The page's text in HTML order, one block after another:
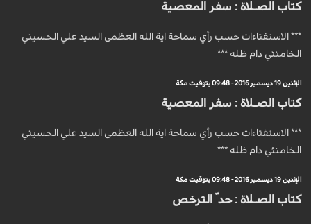
كتاب الصـلاة : سفر المعصية
*** الاستفتاءات حسب رأي سماحة اية الله العظمى السيد علي الحسيني
الخامنئي دام ظله ***
الإثنين 19 ديسمبر 2016 - 09:48 بتوقيت مكة
كتاب الصـلاة : سفر المعصية
*** الاستفتاءات حسب رأي سماحة اية الله العظمى السيد علي الحسيني
الخامنئي دام ظله ***
الإثنين 19 ديسمبر 2016 - 09:48 بتوقيت مكة
كتاب الصـلاة : حد ّ الترخص